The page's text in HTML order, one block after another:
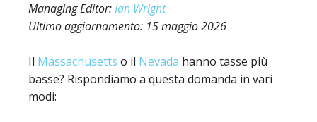
Managing Editor:Ian Wright
Ultimo aggiornamento: 15 maggio 2026
Il Massachusetts o il Nevada hanno tasse più
basse? Rispondiamo a questa domanda in vari
modi: